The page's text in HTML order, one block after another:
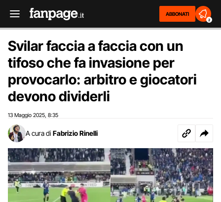
ABBONATI
2
Svilar faccia a faccia con un
tifoso che fa invasione per
provocarlo: arbitro e giocatori
devono dividerli
13 Maggio 2025 8:35
A cura di Fabrizio Rinelli